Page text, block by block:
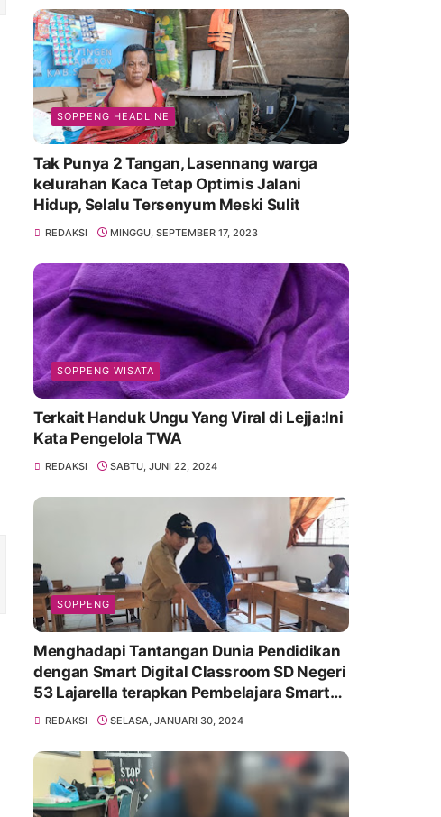
SOPPENG HEADLINE
Tak Punya 2 Tangan, Lasennang warga
kelurahan Kaca Tetap Optimis Jalani
Hidup, Selalu Tersenyum Meski Sulit
REDAKSI MINGGU, SEPTEMBER 17, 2023
SOPPENG WISATA
Terkait Handuk Ungu Yang Viral di Lejja:Ini
Kata Pengelola TWA
REDAKSI SABTU, JUNI 22, 2024
SOPPENG
Menghadapi Tantangan Dunia Pendidikan
dengan Smart Digital Classroom SD Negeri
53 Lajarella terapkan Pembelajara Smart
Class Device
REDAKSI SELASA, JANUARI 30, 2024